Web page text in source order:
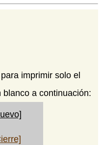
imprimir solo el
a continuación: